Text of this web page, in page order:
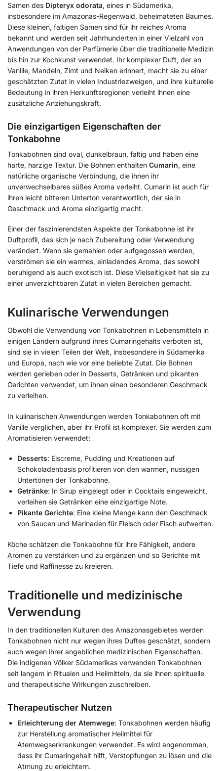
Samen des Dipteryx odorata, eines in Südamerika,
insbesondere im Amazonas-Regenwald, beheimateten Baumes.
Diese kleinen, faltigen Samen sind für ihr reiches Aroma
bekannt und werden seit Jahrhunderten in einer Vielzahl von
Anwendungen von der Parfümerie über die traditionelle Medizin
bis hin zur Kochkunst verwendet. Ihr komplexer Duft, der an
Vanille, Mandeln, Zimt und Nelken erinnert, macht sie zu einer
geschätzten Zutat in vielen Industriezweigen, und ihre kulturelle
Bedeutung in ihren Herkunftsregionen verleiht ihnen eine
zusätzliche Anziehungskraft.
Die einzigartigen Eigenschaften der
Tonkabohne
Tonkabohnen sind oval, dunkelbraun, faltig und haben eine
harte, harzige Textur. Die Bohnen enthalten Cumarin, eine
natürliche organische Verbindung, die ihnen ihr
unverwechselbares süßes Aroma verleiht. Cumarin ist auch für
ihren leicht bitteren Unterton verantwortlich, der sie in
Geschmack und Aroma einzigartig macht.
Einer der faszinierendsten Aspekte der Tonkabohne ist ihr
Duftprofil, das sich je nach Zubereitung oder Verwendung
verändert. Wenn sie gemahlen oder aufgegossen werden,
verströmen sie ein warmes, einladendes Aroma, das sowohl
beruhigend als auch exotisch ist. Diese Vielseitigkeit hat sie zu
einer unverzichtbaren Zutat in vielen Bereichen gemacht.
Kulinarische Verwendungen
Obwohl die Verwendung von Tonkabohnen in Lebensmitteln in
einigen Ländern aufgrund ihres Cumaringehalts verboten ist,
sind sie in vielen Teilen der Welt, insbesondere in Südamerika
und Europa, nach wie vor eine beliebte Zutat. Die Bohnen
werden gerieben oder in Desserts, Getränken und pikanten
Gerichten verwendet, um ihnen einen besonderen Geschmack
zu verleihen.
In kulinarischen Anwendungen werden Tonkabohnen oft mit
Vanille verglichen, aber ihr Profil ist komplexer. Sie werden zum
Aromatisieren verwendet:
Desserts: Eiscreme, Pudding und Kreationen auf
Schokoladenbasis profitieren von den warmen, nussigen
Untertönen der Tonkabohne.
Getränke: In Sirup eingelegt oder in Cocktails eingeweicht,
verleihen sie Getränken eine einzigartige Note.
Pikante Gerichte: Eine kleine Menge kann den Geschmack
von Saucen und Marinaden für Fleisch oder Fisch aufwerten.
Köche schätzen die Tonkabohne für ihre Fähigkeit, andere
Aromen zu verstärken und zu ergänzen und so Gerichte mit
Tiefe und Raffinesse zu kreieren.
Traditionelle und medizinische
Verwendung
In den traditionellen Kulturen des Amazonasgebietes werden
Tonkabohnen nicht nur wegen ihres Duftes geschätzt, sondern
auch wegen ihrer angeblichen medizinischen Eigenschaften.
Die indigenen Völker Südamerikas verwenden Tonkabohnen
seit langem in Ritualen und Heilmitteln, da sie ihnen spirituelle
und therapeutische Wirkungen zuschreiben.
Therapeutischer Nutzen
Erleichterung der Atemwege: Tonkabohnen werden häufig
zur Herstellung aromatischer Heilmittel für
Atemwegserkrankungen verwendet. Es wird angenommen,
dass ihr Cumaringehalt hilft, Verstopfungen zu lösen und die
Atmung zu erleichtern.